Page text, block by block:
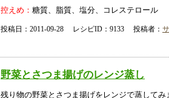
控えめ： 糖質、脂質、塩分、コレステロール
投稿日：2011-09-28 レシピID：9133 投稿者：
野菜とさつま揚げのレンジ蒸し
残り物の野菜とさつま揚げをレンジで蒸してみ